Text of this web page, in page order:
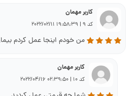
کاربر مهمان
کد 9 | 19:58:39 2022/02/11
من خودم اینجا عمل کردم
کاربر مهمان
کد 10 | 02:39:50 2022/04/16